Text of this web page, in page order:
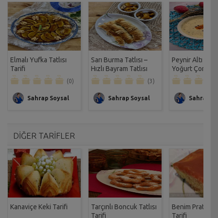
Elmalı Yufka Tatlısı
Tarifi
(0)
Sahrap Soysal
Sarı Burma Tatlısı –
Hızlı Bayram Tatlısı
Tarifi
(3)
Sahrap Soysal
Peynir Altı
Yoğurt
Sahrap
DİĞER TARİFLER
Kanaviçe Keki Tarifi
Tarçınlı Boncuk Tatlısı
Tarifi
Benim Pratik
Tarifi